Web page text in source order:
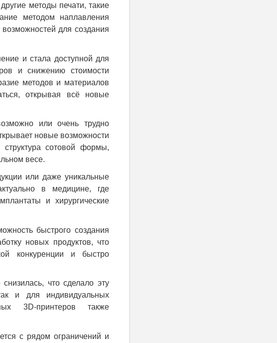
методы печати, такие
методом наплавления
для создания
и стала доступной для
и снижению стоимости
методов и материалов
открывая всё новые
или очень трудно
новые возможности
сотовой формы,
весе.
или даже уникальные
в медицине, где
и хирургические
быстрого создания
новых продуктов, что
конкуренции и быстро
что сделало эту
и для индивидуальных
3D-принтеров также
с рядом ограничений и